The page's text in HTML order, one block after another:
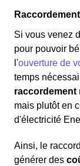
Si vous venez
pour pouvoir
l'ouverture de
temps
raccordement
mais plutôt en
d'électricité
Ainsi, le
générer des